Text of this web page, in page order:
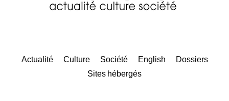
Actualité Culture Société English
Dossiers
Sites hébergés